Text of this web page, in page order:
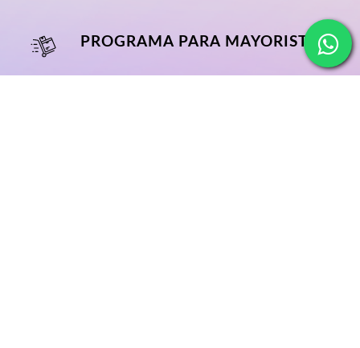
PROGRAMA PARA MAYORISTAS